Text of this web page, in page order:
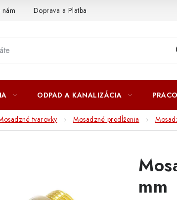
nám Doprava a Platba
ODPAD A KANALIZÁCIA
tvarovky Mosadzné predĺženia
mm